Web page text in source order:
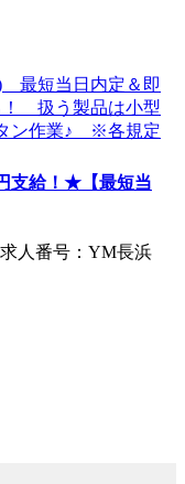
支給！★【最短当
人番号：YM長浜